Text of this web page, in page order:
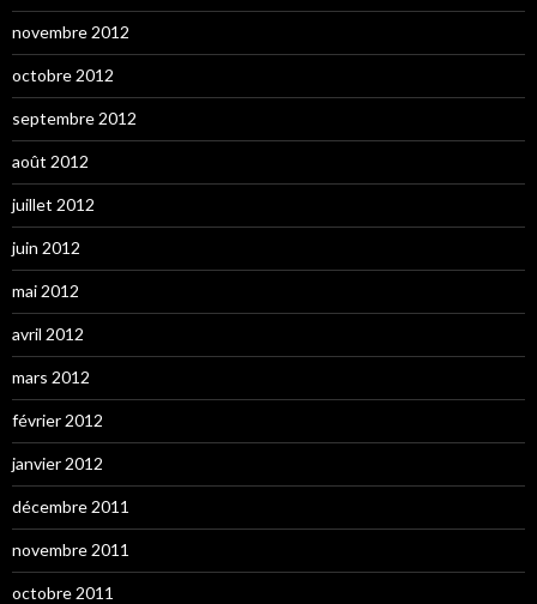
novembre 2012
octobre 2012
septembre 2012
août 2012
juillet 2012
juin 2012
mai 2012
avril 2012
mars 2012
février 2012
janvier 2012
décembre 2011
novembre 2011
octobre 2011